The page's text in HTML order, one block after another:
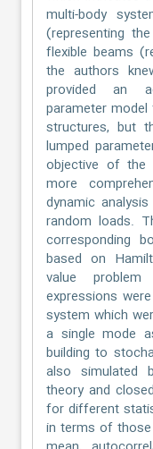
multi-body
(representing
flexible beams
the authors
provided an
parameter
structures, but
lumped
objective of the
more
dynamic
random loads.
corresponding
based on
value
expressions
system which
a single mode
building to
also simulated
theory and
for different
in terms of